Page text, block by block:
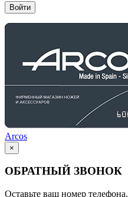
Войти
Arcos
×
ОБРАТНЫЙ ЗВОНОК
Оставьте ваш номер